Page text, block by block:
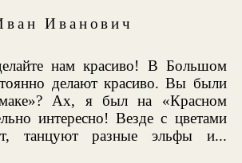
Иванович
нам красиво! В Большом
делают красиво. Вы были
Ах, я был на «Красном
интересно! Везде с цветами
танцуют разные эльфы и...